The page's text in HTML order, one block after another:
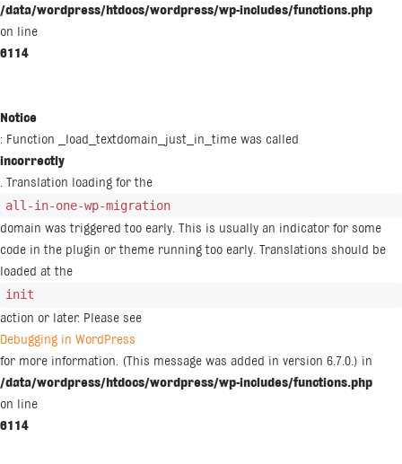
/data/wordpress/htdocs/wordpress/wp-includes/functions.php
on line
6114
Notice
: Function _load_textdomain_just_in_time was called
incorrectly
. Translation loading for the
all-in-one-wp-migration
domain was triggered too early. This is usually an indicator for some
code in the plugin or theme running too early. Translations should be
loaded at the
init
action or later. Please see
Debugging in WordPress
for more information. (This message was added in version 6.7.0.) in
/data/wordpress/htdocs/wordpress/wp-includes/functions.php
on line
6114